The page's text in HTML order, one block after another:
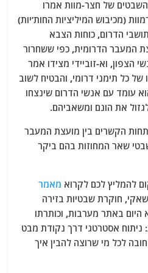
של חצר-מוות אמרו
(מכיבוש המיליציות החות’יות)
הדרום, כוחות הצבא
המעבר הדרומית, כפי ששחרור
הצפון, וא-זוביידי מצידו אמר
כל תימני דרומי, והבטיח לשוב
עומד עם אנשי הדרום שינצחו
את הונם ומשאביהם.
הקשרים בין מועצת המעבר
שאר המחוזות בהם ביקר
להמליץ לכם לקרוא מאמר
חוקרת שבטיות בזירה
היום באתר מערבות, וכותרתו
ניתוח אסטרטגי דרך נקודת מבט
לכל מי שרוצה להבין איך